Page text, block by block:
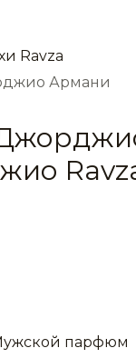
Ravza
Армани
парфюм